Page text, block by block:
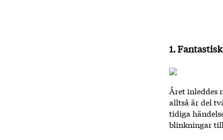
1.
Året inleddes
alltså är del
tidiga
blinkningar